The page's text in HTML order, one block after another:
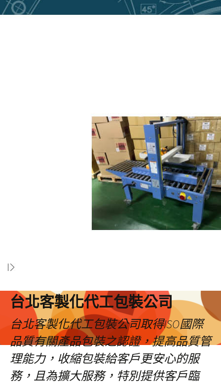
台北客製化代工包裝公司
台北客製化代工包裝公司取得ISO國際
品質有關產品包裝之認證，提高品質管
理能力，收縮包裝給客戶更安心的服
務，且為擴大服務，特別提供客戶臨